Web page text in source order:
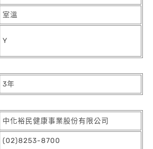
室溫
Y
3年
中化裕民健康事業股份有限公司
(02)8253-8700